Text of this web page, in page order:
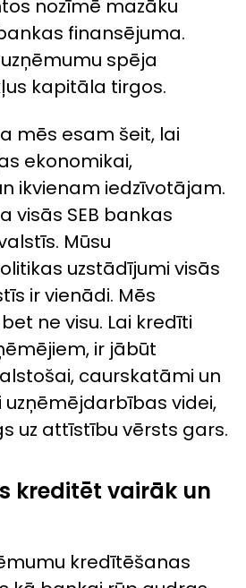
nozīmē mazāku
finansējuma.
spēja
kapitāla tirgos.
mēs esam šeit, lai
ekonomikai,
ikvienam iedzīvotājam.
visās SEB bankas
Mūsu
uzstādījumi visās
ir vienādi. Mēs
ne visu. Lai kredīti
ir jābūt
caurskatāmi un
videi,
uz attīstību vērsts gars.
kreditēt vairāk un
kredītēšanas